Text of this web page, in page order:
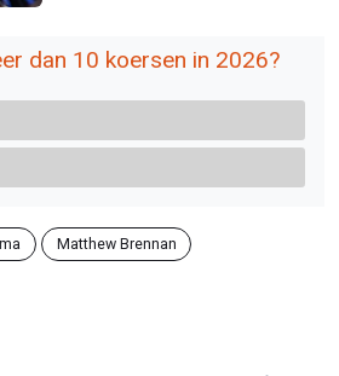
dan 10 koersen in 2026?
Matthew Brennan